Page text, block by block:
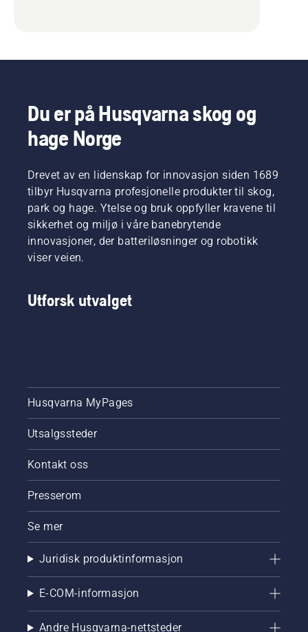
Du er på Husqvarna skog og
hage Norge
Drevet av en lidenskap for innovasjon siden 1689
tilbyr Husqvarna profesjonelle produkter til skog,
park og hage. Ytelse og bruk oppfyller kravene til
sikkerhet og miljø i våre banebrytende
innovasjoner, der batteriløsninger og robotikk
viser veien.
Utforsk utvalget
Husqvarna MyPages
Utsalgssteder
Kontakt oss
Presserom
Se mer
Juridisk produktinformasjon
E-COM-informasjon
Andre Husqvarna-nettsteder